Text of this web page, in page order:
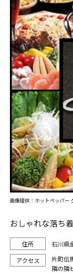
おしゃれな落ち
石川県
片町伝
隣の隣
画像提供：ホットペッパー